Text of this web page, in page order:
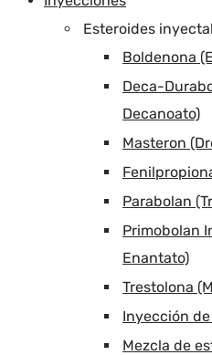
Esteroides
Boldenona
Deca-
Decanoato)
Masteron
Parabolan
Primobolan
Enantato)
Trestolona
Inyección
Mezcla de